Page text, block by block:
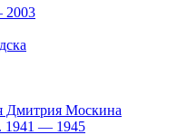
2003
Дмитрия Москина
1941 — 1945